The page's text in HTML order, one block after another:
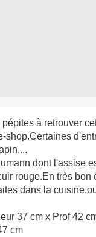
à retrouver
shop.Certaines
dont l'assise
rouge.En très bon
dans la
37 cm x Prof 42
cm